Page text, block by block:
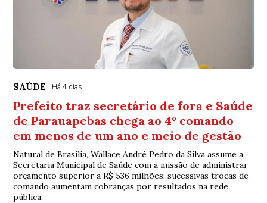
SAÚDE Há 4 dias
Prefeito traz secretário de fora e Saúde
de Parauapebas chega ao 4º comando
em menos de um ano e meio de gestão
Natural de Brasília, Wallace André Pedro da Silva assume a
Secretaria Municipal de Saúde com a missão de administrar
orçamento superior a R$ 536 milhões; sucessivas trocas de
comando aumentam cobranças por resultados na rede
pública.